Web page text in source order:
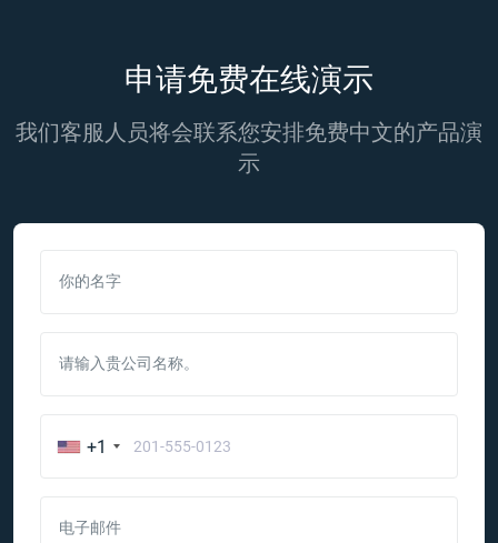
申请免费在线演示
我们客服人员将会联系您安排免费中文的产品演
示
你的名字
请输入贵公司名称。
+1
电子邮件